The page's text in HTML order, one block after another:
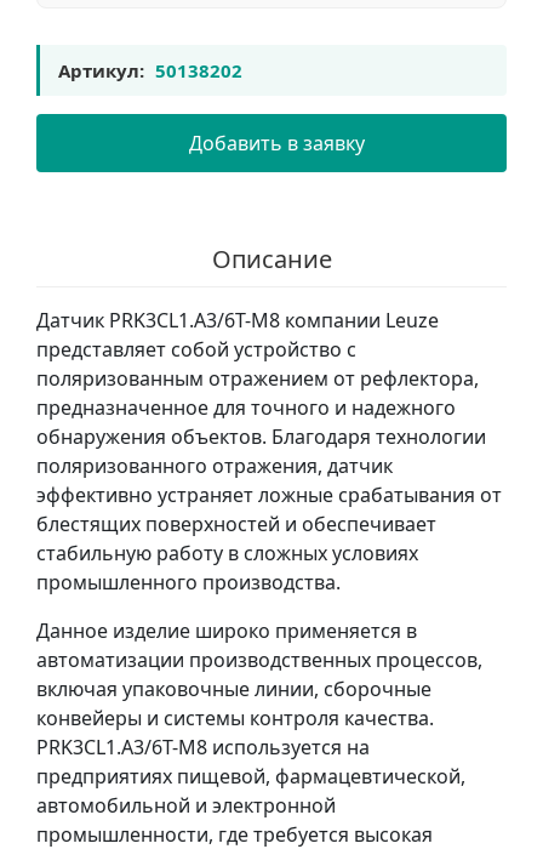
Артикул: 50138202
Добавить в заявку
Описание
Датчик PRK3CL1.A3/6T-M8 компании Leuze
представляет собой устройство с
поляризованным отражением от рефлектора,
предназначенное для точного и надежного
обнаружения объектов. Благодаря технологии
поляризованного отражения, датчик
эффективно устраняет ложные срабатывания от
блестящих поверхностей и обеспечивает
стабильную работу в сложных условиях
промышленного производства.
Данное изделие широко применяется в
автоматизации производственных процессов,
включая упаковочные линии, сборочные
конвейеры и системы контроля качества.
PRK3CL1.A3/6T-M8 используется на
предприятиях пищевой, фармацевтической,
автомобильной и электронной
промышленности, где требуется высокая